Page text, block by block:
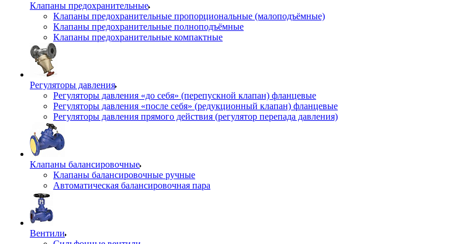
Клапаны предохранительные
Клапаны предохранительные пропорциональные (малоподъёмные)
Клапаны предохранительные полноподъёмные
Клапаны предохранительные компактные
Регуляторы давления
Регуляторы давления «до себя» (перепускной клапан) фланцевые
Регуляторы давления «после себя» (редукционный клапан) фланцевые
Регуляторы давления прямого действия (регулятор перепада давления)
Клапаны балансировочные
Клапаны балансировочные ручные
Автоматическая балансировочная пара
Вентили